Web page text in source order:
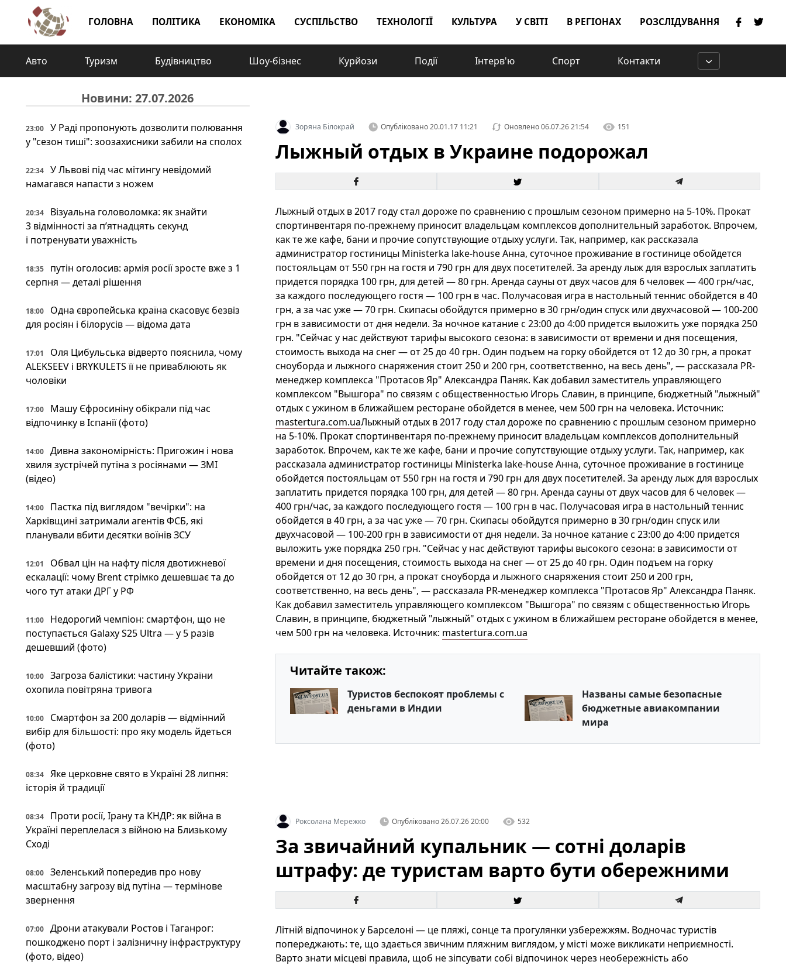
ГОЛОВНА ПОЛІТИКА ЕКОНОМІКА СУСПІЛЬСТВО ТЕХНОЛОГІЇ КУЛЬТУРА У СВІТІ В РЕГІОНАХ РОЗСЛІДУВАННЯ
Авто Туризм Будівництво Шоу-бізнес Курйози Події Інтерв'ю Спорт Контакти
Новини: 27.07.2026
23:00
У Раді пропонують дозволити полювання
у "сезон тиші": зоозахисники забили на сполох
22:34
У Львові під час мітингу невідомий
намагався напасти з ножем
20:34
Візуальна головоломка: як знайти
3 відмінності за п’ятнадцять секунд
і потренувати уважність
18:35
путін оголосив: армія росії зросте вже з 1
серпня — деталі рішення
18:00
Одна європейська країна скасовує безвіз
для росіян і білорусів — відома дата
17:01
Оля Цибульська відверто пояснила, чому
ALEKSEEV і BRYKULETS її не приваблюють як
чоловіки
17:00
Машу Єфросиніну обікрали під час
відпочинку в Іспанії (фото)
14:00
Дивна закономірність: Пригожин і нова
хвиля зустрічей путіна з росіянами — ЗМІ
(відео)
14:00
Пастка під виглядом "вечірки": на
Харківщині затримали агентів ФСБ, які
планували вбити десятки воїнів ЗСУ
12:01
Обвал цін на нафту після двотижневої
ескалації: чому Brent стрімко дешевшає та до
чого тут атаки ДРГ у РФ
11:00
Недорогий чемпіон: смартфон, що не
поступається Galaxy S25 Ultra — у 5 разів
дешевший (фото)
10:00
Загроза балістики: частину України
охопила повітряна тривога
10:00
Смартфон за 200 доларів — відмінний
вибір для більшості: про яку модель йдеться
(фото)
08:34
Яке церковне свято в Україні 28 липня:
історія й традиції
08:34
Проти росії, Ірану та КНДР: як війна в
Україні переплелася з війною на Близькому
Сході
08:00
Зеленський попередив про нову
масштабну загрозу від путіна — термінове
звернення
07:00
Дрони атакували Ростов і Таганрог:
пошкоджено порт і залізничну інфраструктуру
(фото, відео)
Зоряна Білокрай Опубліковано20.01.17 11:21 Оновлено06.07.26 21:54 151
Лыжный отдых в Украине подорожал
Лыжный отдых в 2017 году стал дороже по сравнению с прошлым сезоном примерно на 5-10%. Прокат
спортинвентаря по-прежнему приносит владельцам комплексов дополнительный заработок. Впрочем,
как те же кафе, бани и прочие сопутствующие отдыху услуги. Так, например, как рассказала
администратор гостиницы Ministerka lake-house Анна, суточное проживание в гостинице обойдется
постояльцам от 550 грн на гостя и 790 грн для двух посетителей. За аренду лыж для взрослых заплатить
придется порядка 100 грн, для детей — 80 грн. Аренда сауны от двух часов для 6 человек — 400 грн/час,
за каждого последующего гостя — 100 грн в час. Получасовая игра в настольный теннис обойдется в 40
грн, а за час уже — 70 грн. Скипасы обойдутся примерно в 30 грн/один спуск или двухчасовой — 100-200
грн в зависимости от дня недели. За ночное катание с 23:00 до 4:00 придется выложить уже порядка 250
грн. "Сейчас у нас действуют тарифы высокого сезона: в зависимости от времени и дня посещения,
стоимость выхода на снег — от 25 до 40 грн. Один подъем на горку обойдется от 12 до 30 грн, а прокат
сноуборда и лыжного снаряжения стоит 250 и 200 грн, соответственно, на весь день", — рассказала PR-
менеджер комплекса "Протасов Яр" Александра Паняк. Как добавил заместитель управляющего
комплексом "Вышгора" по связям с общественностью Игорь Славин, в принципе, бюджетный "лыжный"
отдых с ужином в ближайшем ресторане обойдется в менее, чем 500 грн на человека. Источник:
mastertura.com.uaЛыжный отдых в 2017 году стал дороже по сравнению с прошлым сезоном примерно
на 5-10%. Прокат спортинвентаря по-прежнему приносит владельцам комплексов дополнительный
заработок. Впрочем, как те же кафе, бани и прочие сопутствующие отдыху услуги. Так, например, как
рассказала администратор гостиницы Ministerka lake-house Анна, суточное проживание в гостинице
обойдется постояльцам от 550 грн на гостя и 790 грн для двух посетителей. За аренду лыж для взрослых
заплатить придется порядка 100 грн, для детей — 80 грн. Аренда сауны от двух часов для 6 человек —
400 грн/час, за каждого последующего гостя — 100 грн в час. Получасовая игра в настольный теннис
обойдется в 40 грн, а за час уже — 70 грн. Скипасы обойдутся примерно в 30 грн/один спуск или
двухчасовой — 100-200 грн в зависимости от дня недели. За ночное катание с 23:00 до 4:00 придется
выложить уже порядка 250 грн. "Сейчас у нас действуют тарифы высокого сезона: в зависимости от
времени и дня посещения, стоимость выхода на снег — от 25 до 40 грн. Один подъем на горку
обойдется от 12 до 30 грн, а прокат сноуборда и лыжного снаряжения стоит 250 и 200 грн,
соответственно, на весь день", — рассказала PR-менеджер комплекса "Протасов Яр" Александра Паняк.
Как добавил заместитель управляющего комплексом "Вышгора" по связям с общественностью Игорь
Славин, в принципе, бюджетный "лыжный" отдых с ужином в ближайшем ресторане обойдется в менее,
чем 500 грн на человека. Источник: mastertura.com.ua
Читайте також:
Туристов беспокоят проблемы с
деньгами в Индии
Названы самые безопасные
бюджетные авиакомпании
мира
Роксолана Мережко Опубліковано26.07.26 20:00 532
За звичайний купальник — сотні доларів
штрафу: де туристам варто бути обережними
Літній відпочинок у Барселоні — це пляжі, сонце та прогулянки узбережжям. Водночас туристів
попереджають: те, що здається звичним пляжним виглядом, у місті може викликати неприємності.
Варто знати місцеві правила, щоб не зіпсувати собі відпочинок через необережність або